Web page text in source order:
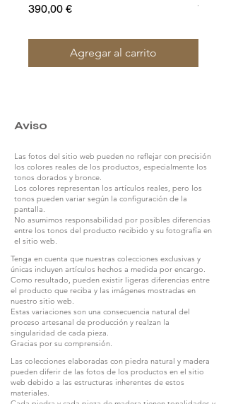
Precio
390,00 €
Agregar al carrito
Precio
Aviso
Las fotos del sitio web pueden no reflejar con precisión
los colores reales de los productos, especialmente los
tonos dorados y bronce.
Los colores representan los artículos reales, pero los
tonos pueden variar según la configuración de la
pantalla.
No asumimos responsabilidad por posibles diferencias
entre los tonos del producto recibido y su fotografía en
el sitio web.
Tenga en cuenta que nuestras colecciones exclusivas y
únicas incluyen artículos hechos a medida por encargo.
Como resultado, pueden existir ligeras diferencias entre
el producto que reciba y las imágenes mostradas en
nuestro sitio web.
Estas variaciones son una consecuencia natural del
proceso artesanal de producción y realzan la
singularidad de cada pieza.
Gracias por su comprensión.
Las colecciones elaboradas con piedra natural y madera
pueden diferir de las fotos de los productos en el sitio
web debido a las estructuras inherentes de estos
materiales.